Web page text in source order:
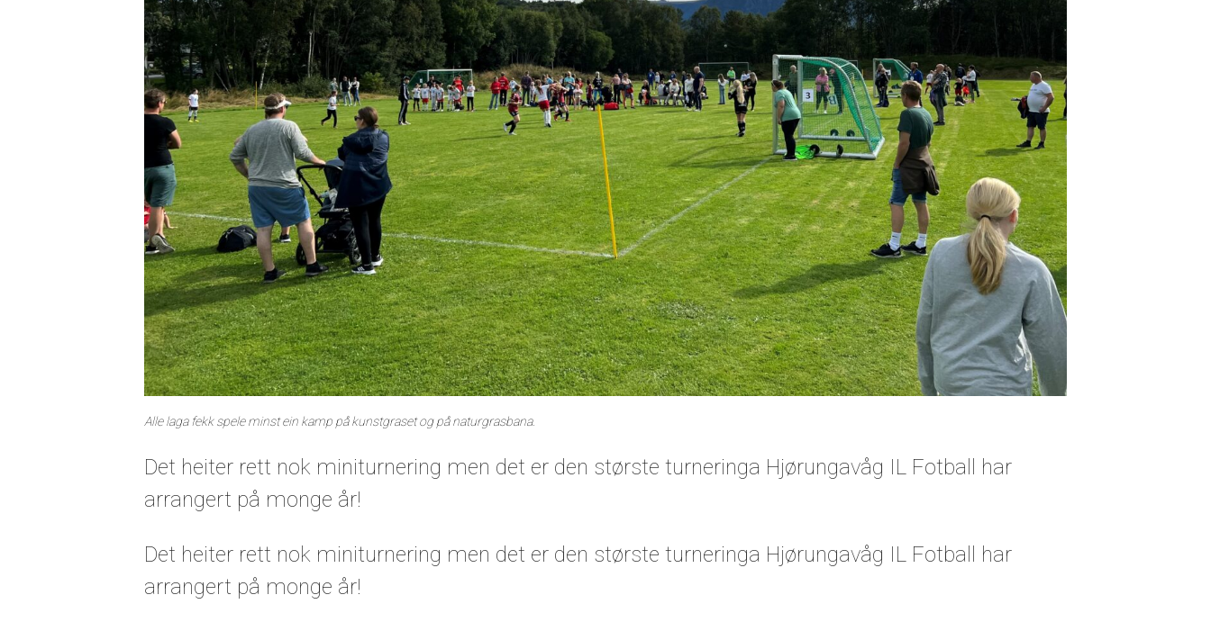
Alle laga fekk spele minst ein kamp på kunstgraset og på naturgrasbana.
Det heiter rett nok miniturnering men det er den største turneringa Hjørungavåg IL Fotball har
arrangert på monge år!
Det heiter rett nok miniturnering men det er den største turneringa Hjørungavåg IL Fotball har
arrangert på monge år!